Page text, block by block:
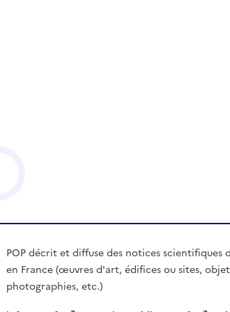
POP décrit et diffuse des notices scientifiques
en France (œuvres d'art, édifices ou sites,
photographies, etc.)